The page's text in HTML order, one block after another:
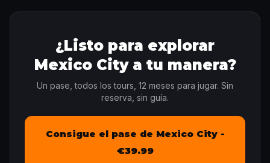
¿Listo para explorar
Mexico City a tu manera?
Un pase, todos los tours, 12 meses para jugar. Sin
reserva, sin guía.
Consigue el pase de Mexico City -
€39.99